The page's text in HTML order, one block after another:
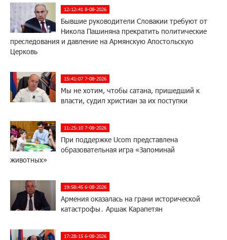
12:12:41 8-08-2026
Бывшие руководители Словакии требуют от
Никола Пашиняна прекратить политические
преследования и давление на Армянскую Апостольскую
Церковь
15:41:07 7-08-2026
Мы не хотим, чтобы сатана, пришедший к
власти, судил христиан за их поступки
11:25:10 7-08-2026
При поддержке Ucom представлена
образовательная игра «Запоминай
животных»
19:58:45 6-08-2026
Армения оказалась на грани исторической
катастрофы․ Аршак Карапетян
17:28:15 6-08-2026